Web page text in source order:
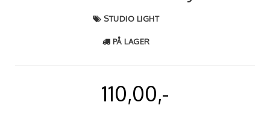
STUDIO LIGHT
PÅ LAGER
110,00,-